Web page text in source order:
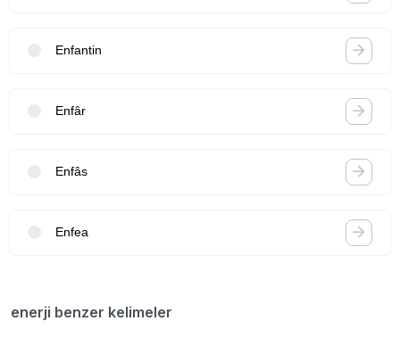
Enfantin
Enfâr
Enfâs
Enfea
enerji benzer kelimeler